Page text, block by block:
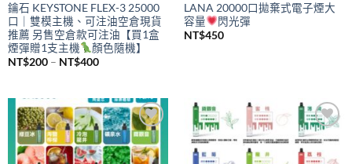
鑰石 KEYSTONE FLEX-3 25000
口｜雙模主機、可注油空倉現貨
推薦 另售空倉款可注油【買1盒
煙彈贈1支主機
顏色隨機】
NT$200 – NT$400價
NT$200
到
NT$400
LANA 20000口拋棄式電子煙大
容量
閃光彈
NT$450
Add to
wishlist
Add to